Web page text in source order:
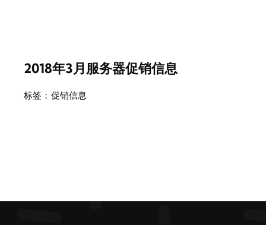
2018年3月服务器促销信息
标签： 促销信息